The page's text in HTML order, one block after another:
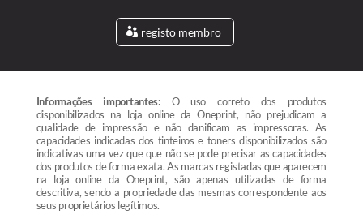
registo membro
Informações importantes: O uso correto dos produtos
disponibilizados na loja online da Oneprint, não prejudicam a
qualidade de impressão e não danificam as impressoras. As
capacidades indicadas dos tinteiros e toners disponibilizados são
indicativas uma vez que que não se pode precisar as capacidades
dos produtos de forma exata. As marcas registadas que aparecem
na loja online da Oneprint, são apenas utilizadas de forma
descritiva, sendo a propriedade das mesmas correspondente aos
seus proprietários legítimos.